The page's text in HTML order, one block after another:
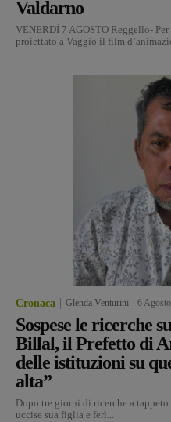
Valdarno
VENERDÌ 7 AGOSTO Reggello-
proiettato a Vaggio il film
Cronaca Glenda Venturini 6
Sospese le ricerche
Billal, il Prefetto di
delle istituzioni su
alta”
Dopo tre giorni di ricerche a
uccise sua figlia e ferì...